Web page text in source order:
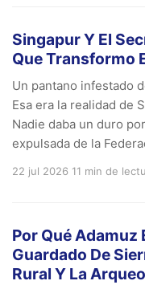
Singapur Y El
Que Transformo
Un pantano infestado
Esa era la realidad de
Nadie daba un duro
expulsada de la
22 jul 2026 11 min de
Por Qué Adamuz
Guardado De
Rural Y La